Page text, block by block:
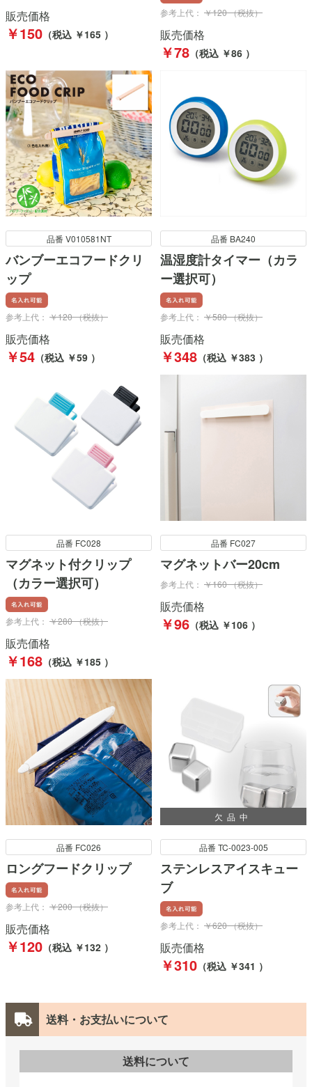
販売価格
￥150 （税込 ￥165 ）
参考上代： ￥120 （税抜）
販売価格
￥78 （税込 ￥86 ）
品番 V010581NT
バンブーエコフードクリ
ップ
参考上代： ￥120 （税抜）
販売価格
￥54 （税込 ￥59 ）
品番 BA240
温湿度計タイマー（カラ
ー選択可）
参考上代： ￥580 （税抜）
販売価格
￥348 （税込 ￥383 ）
品番 FC028
マグネット付クリップ
（カラー選択可）
参考上代： ￥280 （税抜）
販売価格
￥168 （税込 ￥185 ）
品番 FC027
マグネットバー20cm
参考上代： ￥160 （税抜）
販売価格
￥96 （税込 ￥106 ）
品番 FC026
ロングフードクリップ
参考上代： ￥200 （税抜）
販売価格
￥120 （税込 ￥132 ）
欠品中
品番 TC-0023-005
ステンレスアイスキュー
ブ
参考上代： ￥620 （税抜）
販売価格
￥310 （税込 ￥341 ）
送料・お支払いについて
送料について